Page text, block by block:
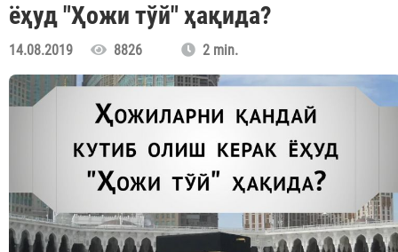
ёҳуд "Ҳожи тўй" ҳақида?
14.08.2019 8826 2 min.